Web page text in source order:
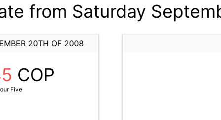
from Saturday
20TH OF 2008
COP
Five